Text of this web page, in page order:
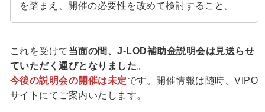
を踏まえ、開催の必要性を改めて検討すること。
これを受けて 当面の間、J-LOD補助金説明会は見送らせ
ていただく運びとなりました。
今後の説明会の開催は未定です。開催情報は随時、VIPO
サイトにてご案内いたします。